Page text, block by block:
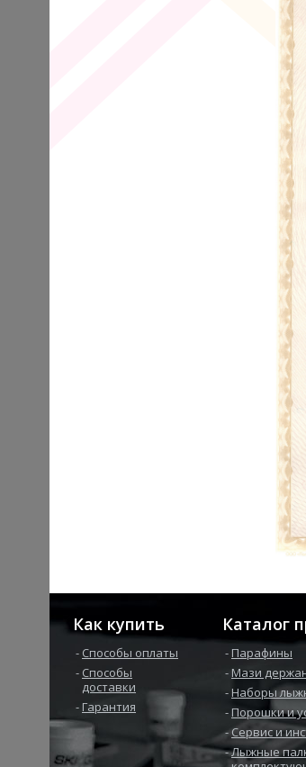
Как купить
Способы оплаты
Способы
доставки
Гарантия
Каталог
Парафины
Мази
Наборы
Порошки и
Сервис и
Лыжные